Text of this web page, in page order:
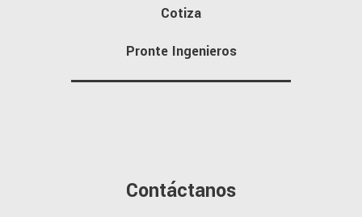
Cotiza
Pronte Ingenieros
Contáctanos